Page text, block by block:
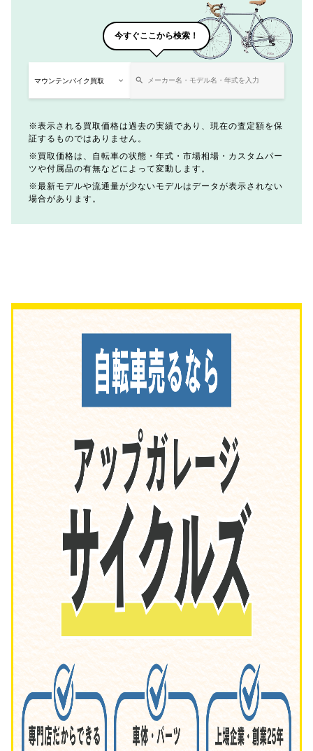
今すぐここから検索！
表示される買取価格は過去の実績であり、現在の査定額を保
証するものではありません。
買取価格は、自転車の状態・年式・市場相場・カスタムパー
ツや付属品の有無などによって変動します。
最新モデルや流通量が少ないモデルはデータが表示されない
場合があります。